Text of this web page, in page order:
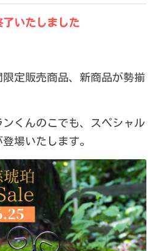
いたしました
定販売商品、新商品が勢揃
くんのこでも、スペシャル
場いたします。